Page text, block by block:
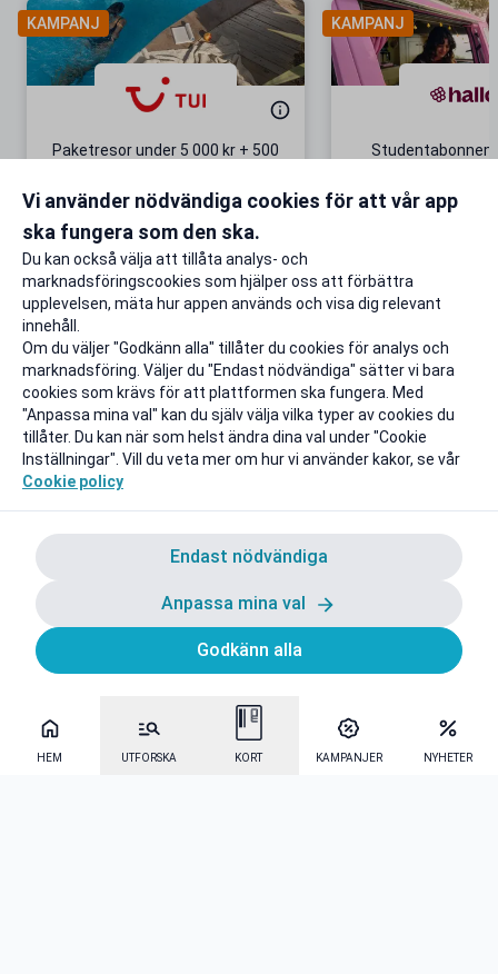
HEM UTFORSKA KORT KAMPANJER NYHETER
KAMPANJ
Paketresor under 5 000 kr + 500
Gäller även på redan prissänkta
Till rabatten
KAMPANJ
+ 20 GB
Vi använder nödvändiga cookies för att vår app
ska fungera som den ska.
Du kan också välja att tillåta analys- och
marknadsföringscookies som hjälper oss att förbättra
upplevelsen, mäta hur appen används och visa dig relevant
innehåll.
Om du väljer "Godkänn alla" tillåter du cookies för analys och
marknadsföring. Väljer du "Endast nödvändiga" sätter vi bara
cookies som krävs för att plattformen ska fungera. Med
"Anpassa mina val" kan du själv välja vilka typer av cookies du
tillåter. Du kan när som helst ändra dina val under "Cookie
Inställningar". Vill du veta mer om hur vi använder kakor, se vår
Cookie policy
Endast nödvändiga
Anpassa mina val
Godkänn alla